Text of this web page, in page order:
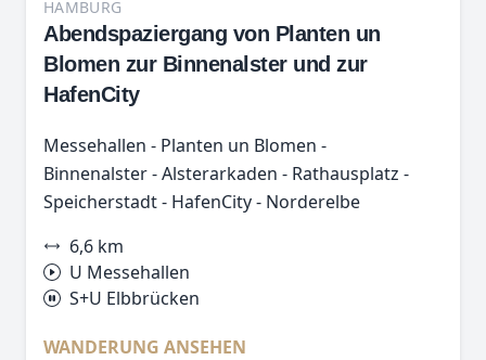
HAMBURG
Abendspaziergang von Planten un
Blomen zur Binnenalster und zur
HafenCity
Messehallen - Planten un Blomen -
Binnenalster - Alsterarkaden - Rathausplatz -
Speicherstadt - HafenCity - Norderelbe
6,6 km
U Messehallen
S+U Elbbrücken
WANDERUNG ANSEHEN